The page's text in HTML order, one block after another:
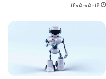
۱۴۰۵-۰۵-۱۶